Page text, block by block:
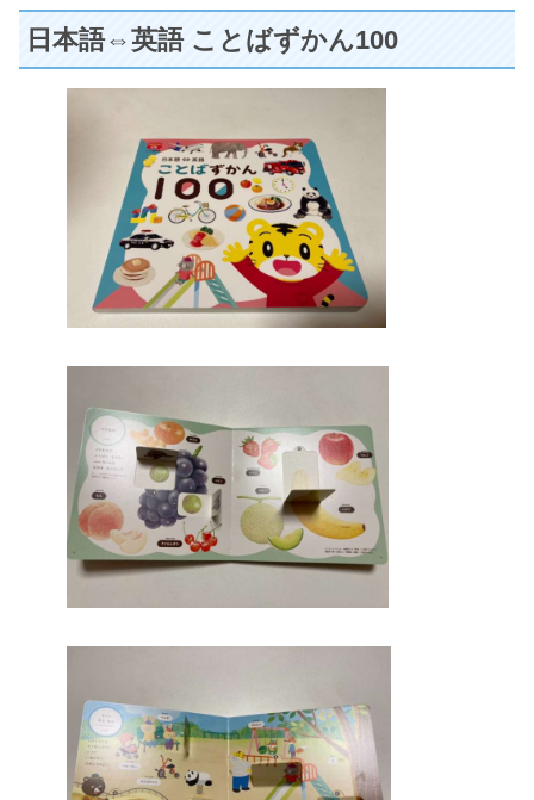
日本語⇔英語 ことばずかん100